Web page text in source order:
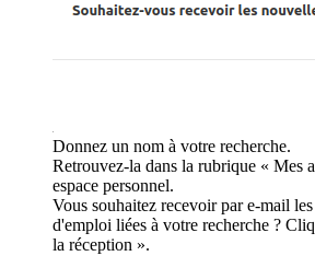
Donnez un nom à votre recherche.
Retrouvez-la dans la rubrique « Mes
espace personnel.
Vous souhaitez recevoir par e-mail
d'emploi liées à votre recherche ?
la réception ».